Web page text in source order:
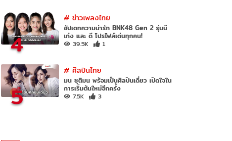
4
# ข่าวเพลงไทย
อัปเดทความน่ารัก BNK48 Gen 2 รุ่นนี้
เก่ง และ ดี โปรไฟล์เด่นทุกคน!
39.5K 1
5
# ศิลปินไทย
มน ชุติมน พร้อมเป็นศิลปินเดี่ยว เปิดใจใน
การเริ่มต้นใหม่อีกครั้ง
7.5K 3